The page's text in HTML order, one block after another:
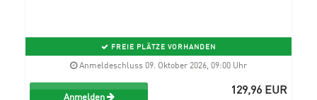
FREIE PLÄTZE VORHANDEN
Anmeldeschluss 09. Oktober 2026, 09:00 Uhr
Anmelden 129,96 EUR